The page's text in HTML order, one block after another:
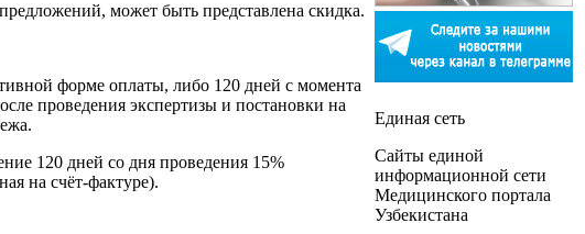
может быть представлена скидка.
форме оплаты, либо 120 дней с момента
проведения экспертизы и постановки на
120 дней со дня проведения 15%
на счёт-фактуре).
Единая сеть
Сайты единой
информационной сети
Медицинского портала
Узбекистана